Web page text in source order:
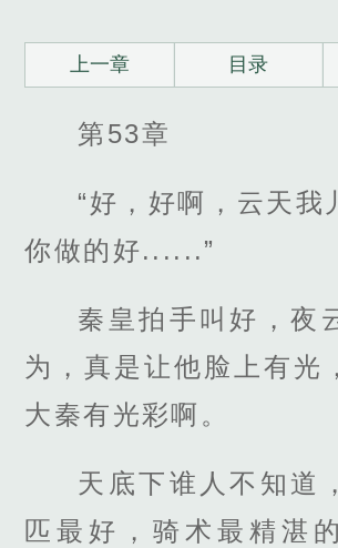
上一章 目录
第53章
“好，好啊，云天我
你做的好......”
秦皇拍手叫好，夜
为，真是让他脸上有光
大秦有光彩啊。
天底下谁人不知道
匹最好，骑术最精湛